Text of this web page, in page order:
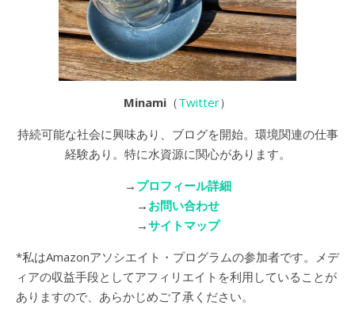
Minami （Twitter）
持続可能な社会に興味あり、ブログを開始。環境関連の仕事
経験あり。特に水資源に関心があります。
→ プロフィール詳細
→ お問い合わせ
→サイトマップ
*私はAmazonアソシエイト・プログラムの参加者です。メデ
ィアの収益手段としてアフィリエイトを利用していることが
ありますので、あらかじめご了承ください。